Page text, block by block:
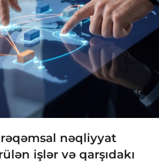
nəqliyyat
işlər və qarşıdakı